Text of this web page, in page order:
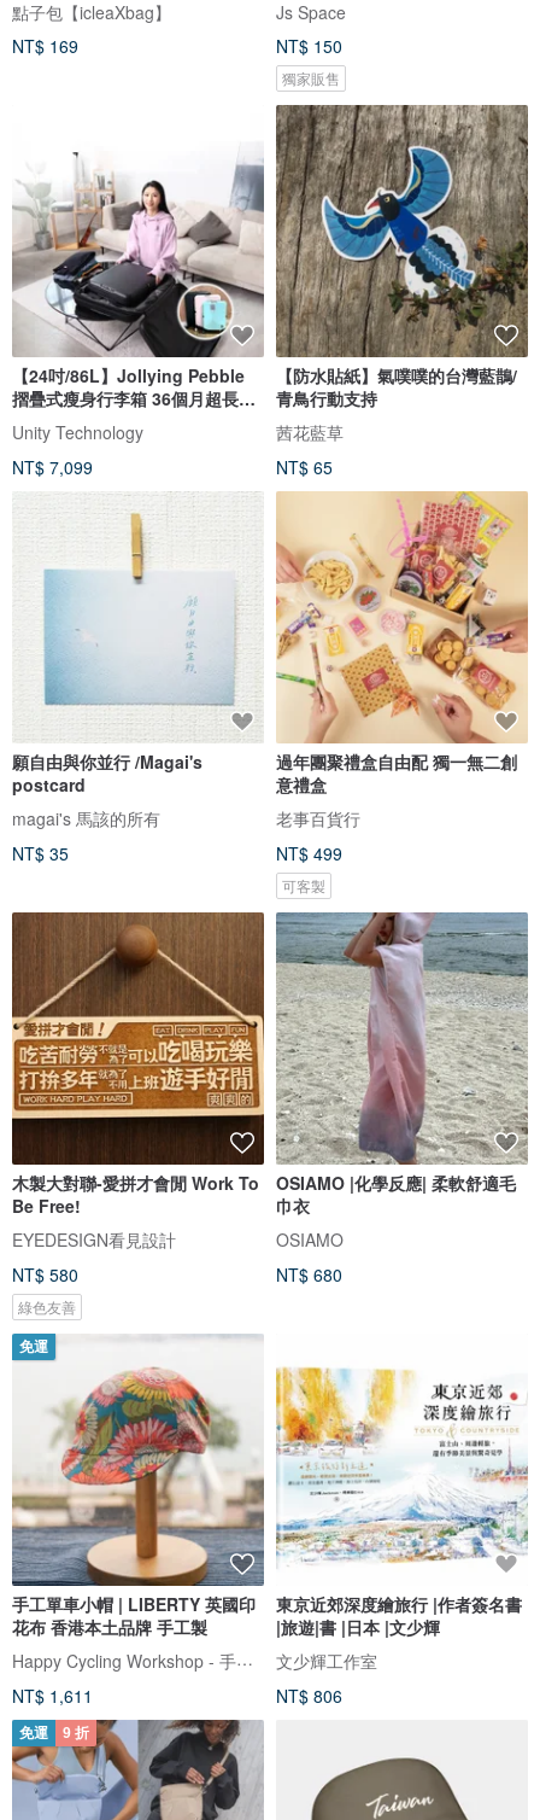
點子包【icleaXbag】
NT$ 169
Js Space
NT$ 150
獨家販售
【24吋/86L】Jollying Pebble
摺疊式瘦身行李箱 36個月超長保
養
Unity Technology
NT$ 7,099
【防水貼紙】氣噗噗的台灣藍鵲/
青鳥行動支持
茜花藍草
NT$ 65
願自由與你並行 /Magai's
postcard
magai's 馬該的所有
NT$ 35
過年團聚禮盒自由配 獨一無二創
意禮盒
老事百貨行
NT$ 499
可客製
木製大對聯-愛拼才會閒 Work To
Be Free!
EYEDESIGN看見設計
NT$ 580
綠色友善
OSIAMO |化學反應| 柔軟舒適毛
巾衣
OSIAMO
NT$ 680
免運
手工單車小帽 | LIBERTY 英國印
花布 香港本土品牌 手工製
Happy Cycling Workshop - 手工單車小帽
NT$ 1,611
東京近郊深度繪旅行 |作者簽名書
|旅遊|書 |日本 |文少輝
文少輝工作室
NT$ 806
免運 9 折